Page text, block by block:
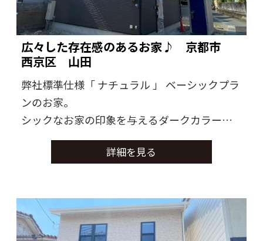
広々した存在感のあるお家♪ 京都市
西京区 山田
弊社標準仕様「 ナチュラル 」 ベーシックプラ
ンのお家。
シックなお家の印象を与えるダークカラーの
窓サッシでふんわりするお家の配色をキュッ
と引き締めてくれました。
詳細を見る